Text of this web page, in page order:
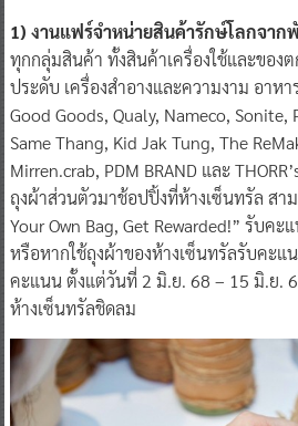
1) งานแฟร์จำหน่ายสินค้ารักษ์โลกจา
ทุกกลุ่มสินค้า ทั้งสินค้าเครื่องใช้และของ
ประดับ เครื่องสำอางและความงาม อาห
Good Goods, Qualy, Nameco, Sonite,
Same Thang, Kid Jak Tung, The
Mirren.crab, PDM BRAND และ
ถุงผ้าส่วนตัวมาช้อปปิ้งที่ห้างเซ็นทรัล สา
Your Own Bag, Get Rewarded!” รับค
หรือหากใช้ถุงผ้าของห้างเซ็นทรัลรับคะ
คะแนน ตั้งแต่วันที่ 2 มิ.ย. 68 – 15 มิ.ย.
ห้างเซ็นทรัลชิดลม